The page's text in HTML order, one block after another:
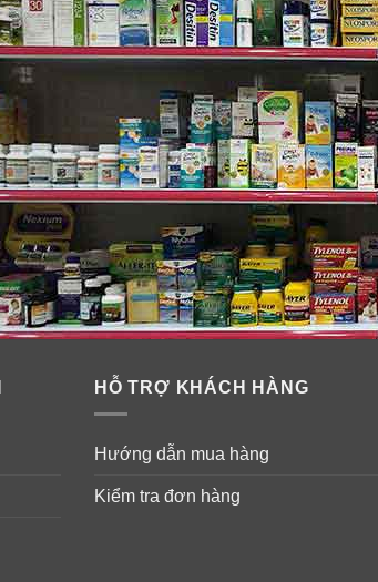
HỖ TRỢ KHÁCH HÀNG
Hướng dẫn mua hàng
Kiểm tra đơn hàng